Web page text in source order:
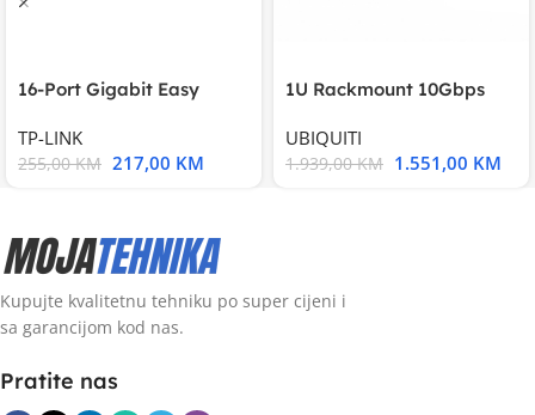
16-Port Gigabit Easy
TP-LINK
255,00KM 217,00 KM
1U Rackmount 10Gbps
UBIQUITI
1.939,00KM 1.551,00 KM
Kupujte kvalitetnu tehniku po super cijeni i
sa garancijom kod nas.
Pratite nas